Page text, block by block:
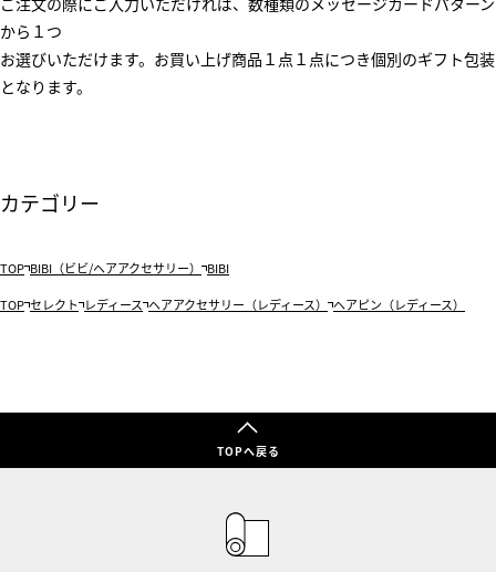
から１つ
お選びいただけます。お買い上げ商品１点１点につき個別のギフト包装
となります。
カテゴリー
TOP BIBI（ビビ/ヘアアクセサリー） BIBI
TOP セレクト レディース ヘアアクセサリー（レディース） ヘアピン（レディース）
TOPへ戻る